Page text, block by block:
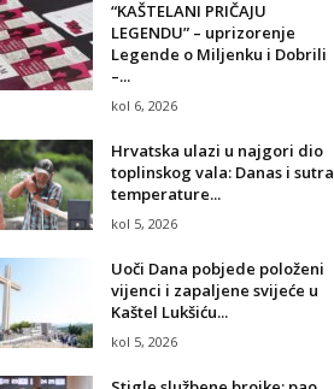
“KAŠTELANI PRIČAJU
LEGENDU” – uprizorenje
Legende o Miljenku i Dobrili
–...
kol 6, 2026
Hrvatska ulazi u najgori dio
toplinskog vala: Danas i sutra
temperature...
kol 5, 2026
Uoči Dana pobjede položeni
vijenci i zapaljene svijeće u
Kaštel Lukšiću...
kol 5, 2026